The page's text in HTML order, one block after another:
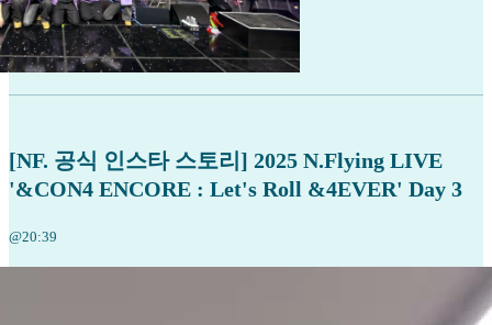
[NF. 공식 인스타 스토리] 2025 N.Flying LIVE
'&CON4 ENCORE : Let's Roll &4EVER' Day 3
@20:39